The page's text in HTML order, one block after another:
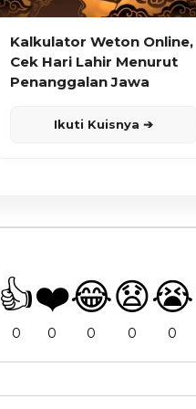
Kalkulator Weton Online,
Cek Hari Lahir Menurut
Penanggalan Jawa
Ikuti Kuisnya ➔
👍
0
❤️
0
😂
0
😧
0
😭
0